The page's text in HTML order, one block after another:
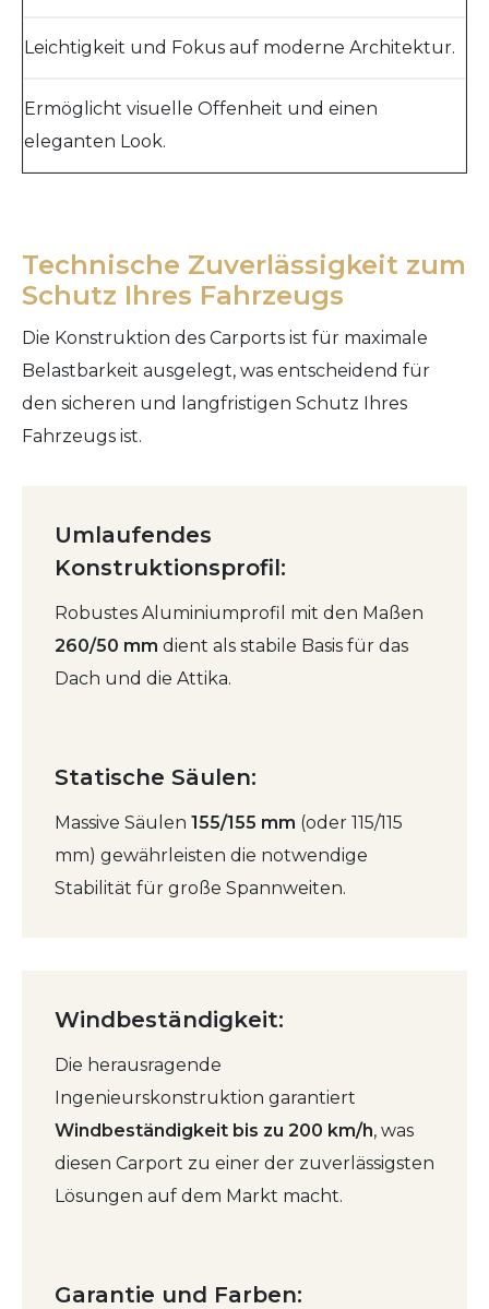
Leichtigkeit und Fokus auf moderne Architektur.
Ermöglicht visuelle Offenheit und einen
eleganten Look.
Technische Zuverlässigkeit zum
Schutz Ihres Fahrzeugs
Die Konstruktion des Carports ist für maximale
Belastbarkeit ausgelegt, was entscheidend für
den sicheren und langfristigen Schutz Ihres
Fahrzeugs ist.
Umlaufendes
Konstruktionsprofil:
Robustes Aluminiumprofil mit den Maßen
260/50 mm dient als stabile Basis für das
Dach und die Attika.
Statische Säulen:
Massive Säulen 155/155 mm (oder 115/115
mm) gewährleisten die notwendige
Stabilität für große Spannweiten.
Windbeständigkeit:
Die herausragende
Ingenieurskonstruktion garantiert
Windbeständigkeit bis zu 200 km/h, was
diesen Carport zu einer der zuverlässigsten
Lösungen auf dem Markt macht.
Garantie und Farben: